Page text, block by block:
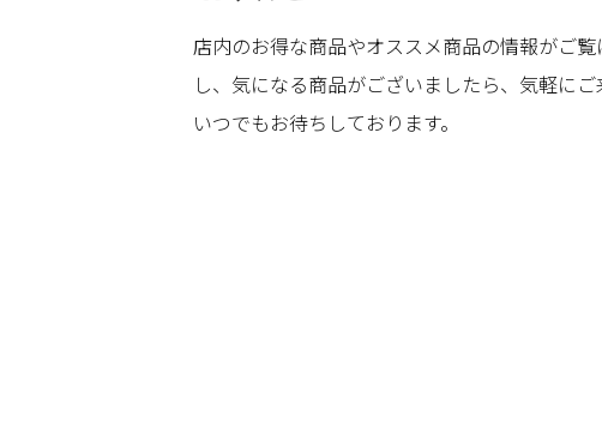
店内のお得な商品やオススメ商品の情報がご覧
し、気になる商品がございましたら、気軽にご
いつでもお待ちしております。